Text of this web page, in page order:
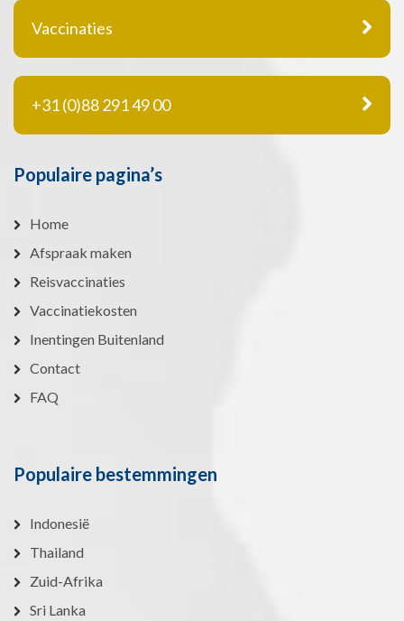
Vaccinaties
+31 (0)88 291 49 00
Populaire pagina’s
Home
Afspraak maken
Reisvaccinaties
Vaccinatiekosten
Inentingen Buitenland
Contact
FAQ
Populaire bestemmingen
Indonesië
Thailand
Zuid-Afrika
Sri Lanka